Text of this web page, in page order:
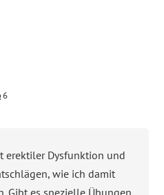
6
erektiler Dysfunktion und
wie ich damit
Gibt es spezielle Übungen,